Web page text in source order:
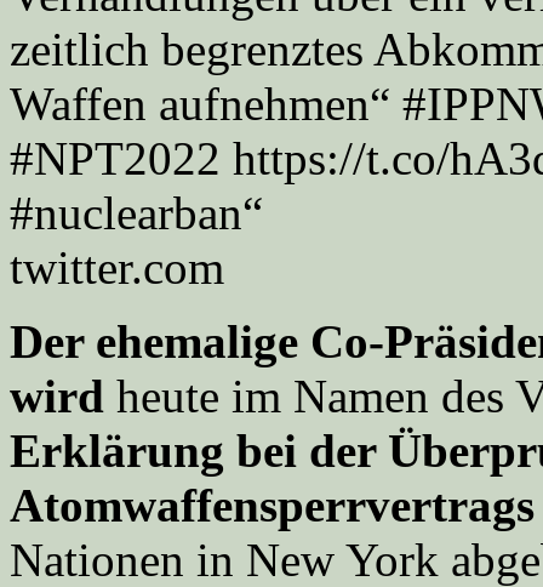
zeitlich begrenztes
Waffen aufnehmen“
#NPT2022 https://t.co/
#nuclearban“
twitter.com
Der ehemalige Co-
wird heute im Namen des
Erklärung bei der
Nationen in New York